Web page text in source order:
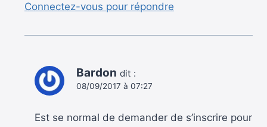
Connectez-vous pour répondre
Bardon dit :
08/09/2017 à 07:27
Est se normal de demander de s’inscrire pour